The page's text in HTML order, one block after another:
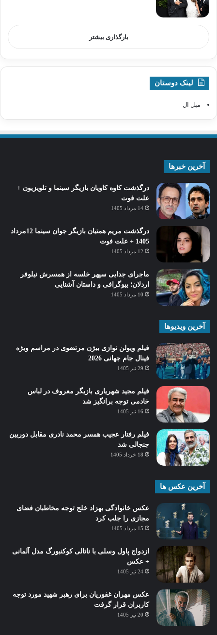
بارگذاری بیشتر
لینک دوستان
مبل ال
آخرین خبرها
درگذشت کاوه کاویان بازیگر سینما و تلویزیون +
علت فوت
14 مرداد 1405
درگذشت مریم همتیان بازیگر جوان سینما 12مرداد
1405 + علت فوت
12 مرداد 1405
ماجرای جدایی سپهر خلسه از همسرش نیلوفر
اردلان؛ بیوگرافی و داستان آشنایی
10 مرداد 1405
آخرین ویدیوها
فیلم ویولن نوازی بیژن مرتضوی در مراسم ویژه
فینال جام جهانی 2026
29 تیر 1405
فیلم مجید شهریاری بازیگر معروف در لباس
خادمی توجه برانگیز شد
16 تیر 1405
فیلم رفتار عجیب همسر محمد نادری مقابل دوربین
جنجالی شد
18 خرداد 1405
آخرین عکس ها
عکس خانوادگی بهزاد خلج توجه مخاطبان فضای
مجازی را جلب کرد
15 مرداد 1405
ازدواج پاول وسلی با ناتالی کوکنبورگ مدل آلمانی
+ عکس
24 تیر 1405
عکس مهران غفوریان برای رهبر شهید مورد توجه
کاربران قرار گرفت
20 تیر 1405